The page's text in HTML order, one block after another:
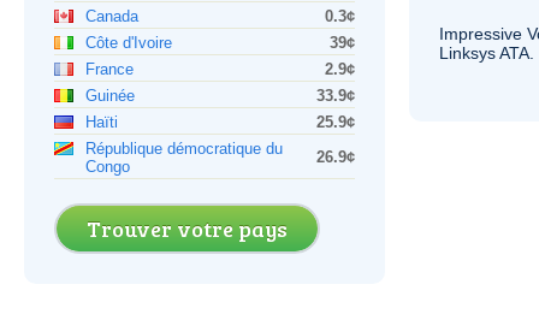
Canada
0.3¢
Côte d'Ivoire
39¢
France
2.9¢
Guinée
33.9¢
Haïti
25.9¢
République démocratique du
Congo
26.9¢
Trouver votre pays
Impressive
LinksysATA